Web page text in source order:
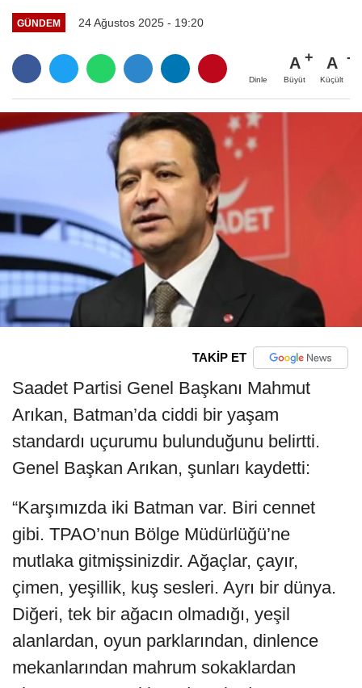
GÜNDEM 24 Ağustos 2025 - 19:20
Dinle
A
Büyüt
A
Küçült
TAKİP ET
Saadet Partisi Genel Başkanı Mahmut
Arıkan, Batman’da ciddi bir yaşam
standardı uçurumu bulunduğunu belirtti.
Genel Başkan Arıkan, şunları kaydetti:
“Karşımızda iki Batman var. Biri cennet
gibi. TPAO’nun Bölge Müdürlüğü’ne
mutlaka gitmişsinizdir. Ağaçlar, çayır,
çimen, yeşillik, kuş sesleri. Ayrı bir dünya.
Diğeri, tek bir ağacın olmadığı, yeşil
alanlardan, oyun parklarından, dinlence
mekanlarından mahrum sokaklardan